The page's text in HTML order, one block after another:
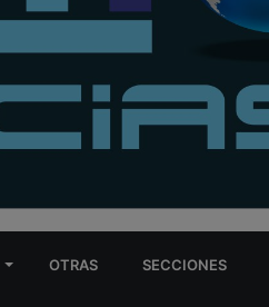
OTRAS SECCIONES